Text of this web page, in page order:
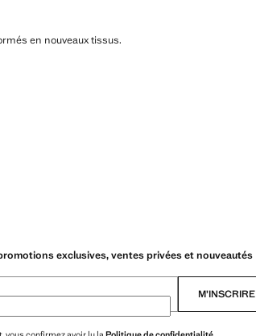
en nouveaux tissus.
exclusives, ventes privées et nouveautés
M’INSCRIRE